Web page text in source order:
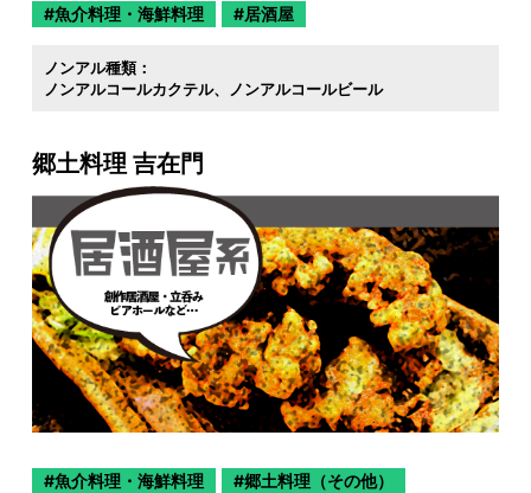
魚介料理・海鮮料理 居酒屋
ノンアル種類：
ノンアルコールカクテル
ノンアルコールビール
郷土料理 吉在門
魚介料理・海鮮料理 郷土料理（その他）